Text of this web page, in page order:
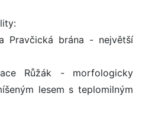
Pravčická brána - největší
Růžák - morfologicky
lesem s teplomilným